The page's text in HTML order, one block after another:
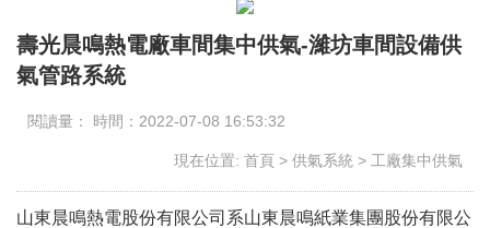
壽光晨鳴熱電廠車間集中供氣-濰坊車間設備供
氣管路系統
閱讀量： 時間：2022-07-08 16:53:32
現在位置: 首頁 > 供氣系統 > 工廠集中供氣
山東晨鳴熱電股份有限公司系山東晨鳴紙業集團股份有限公